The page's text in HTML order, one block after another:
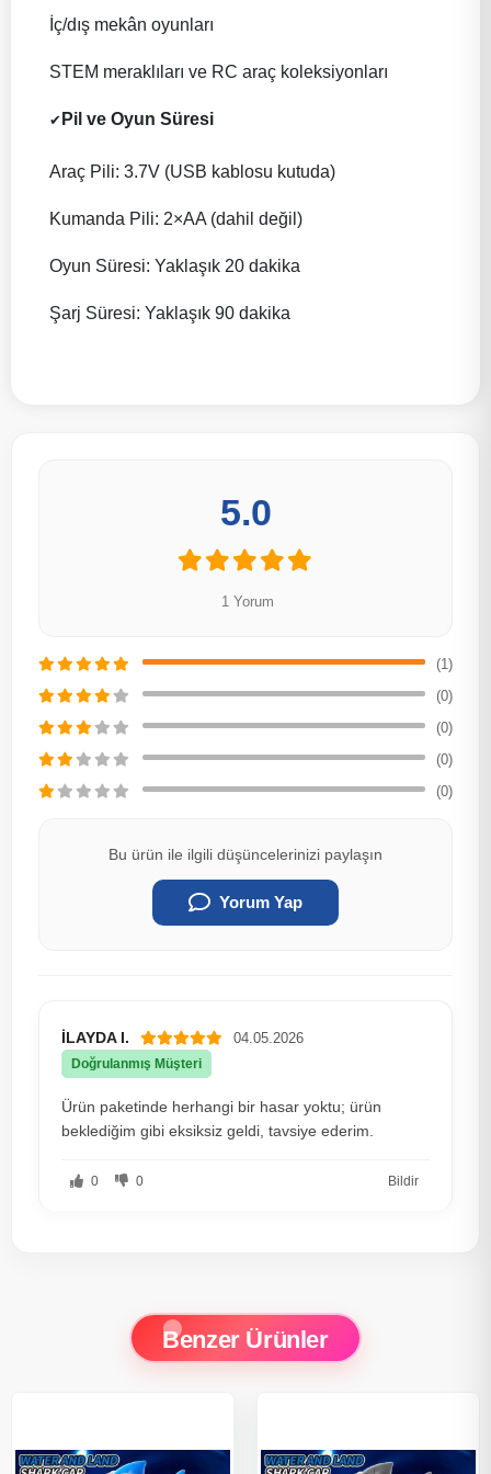
İç/dış mekân oyunları
STEM meraklıları ve RC araç koleksiyonları
✔ Pil ve Oyun Süresi
Araç Pili: 3.7V (USB kablosu kutuda)
Kumanda Pili: 2×AA (dahil değil)
Oyun Süresi: Yaklaşık 20 dakika
Şarj Süresi: Yaklaşık 90 dakika
5.0
1 Yorum
(1)
(0)
(0)
(0)
(0)
Bu ürün ile ilgili düşüncelerinizi paylaşın
Yorum Yap
İLAYDA I. 04.05.2026
Doğrulanmış Müşteri
Ürün paketinde herhangi bir hasar yoktu; ürün
beklediğim gibi eksiksiz geldi, tavsiye ederim.
0 0 Bildir
Benzer Ürünler